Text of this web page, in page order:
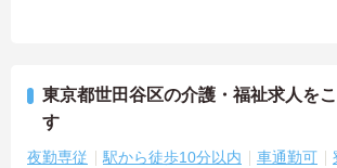
東京都世田谷区の介護・福祉求人を
す
夜勤専従 駅から徒歩10分以内 車通勤可